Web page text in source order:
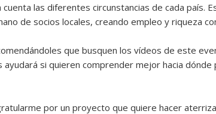
las diferentes circunstancias de cada país.
de socios locales, creando empleo y riqueza
que busquen los vídeos de este
ayudará si quieren comprender mejor hacia
por un proyecto que quiere hacer